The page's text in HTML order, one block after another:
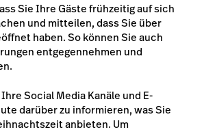
Sie Ihre Gäste frühzeitig auf sich
und mitteilen, dass Sie über
haben. So können Sie auch
entgegennehmen und
Social Media Kanäle und E-
darüber zu informieren, was Sie
anbieten. Um